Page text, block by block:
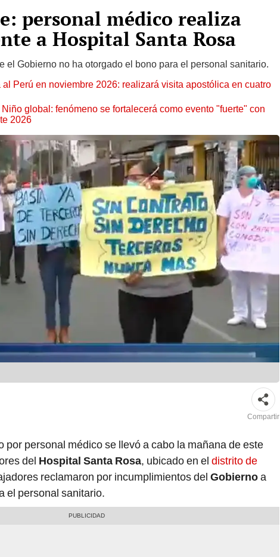
personal médico realiza
a Hospital Santa Rosa
el Gobierno no ha otorgado el bono para el personal sanitario.
Perú en noviembre 2026: realizará visita apostólica en cuatro
global: fenómeno se fortalecerá como evento "fuerte" con
2026
Compartir
por personal médico se llevó a cabo la mañana de este
del Hospital Santa Rosa, ubicado en el distrito de
reclamaron por incumplimientos del Gobiernoa
el personal sanitario.